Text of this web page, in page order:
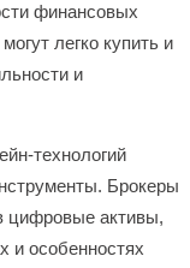
финансовых
легко купить и
и
технологий
Брокеры
цифровые активы,
и особенностях